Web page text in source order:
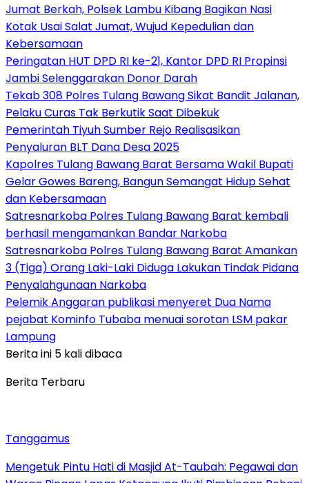
Jumat Berkah, Polsek Lambu Kibang Bagikan Nasi
Kotak Usai Salat Jumat, Wujud Kepedulian dan
Kebersamaan
Peringatan HUT DPD RI ke-21, Kantor DPD RI Propinsi
Jambi Selenggarakan Donor Darah
Tekab 308 Polres Tulang Bawang Sikat Bandit Jalanan,
Pelaku Curas Tak Berkutik Saat Dibekuk
Pemerintah Tiyuh Sumber Rejo Realisasikan
Penyaluran BLT Dana Desa 2025
Kapolres Tulang Bawang Barat Bersama Wakil Bupati
Gelar Gowes Bareng, Bangun Semangat Hidup Sehat
dan Kebersamaan
Satresnarkoba Polres Tulang Bawang Barat kembali
berhasil mengamankan Bandar Narkoba
Satresnarkoba Polres Tulang Bawang Barat Amankan
3 (Tiga) Orang Laki-Laki Diduga Lakukan Tindak Pidana
Penyalahgunaan Narkoba
Pelemik Anggaran publikasi menyeret Dua Nama
pejabat Kominfo Tubaba menuai sorotan LSM pakar
Lampung
Berita ini 5 kali dibaca
Berita Terbaru
Tanggamus
Mengetuk Pintu Hati di Masjid At-Taubah: Pegawai dan